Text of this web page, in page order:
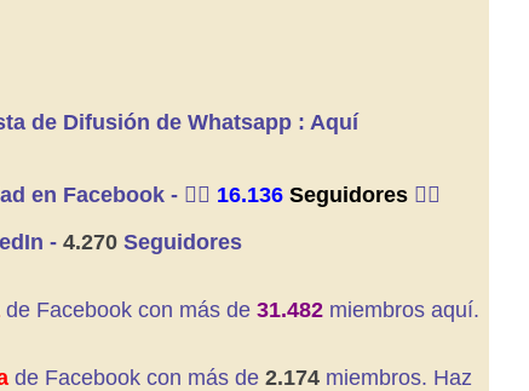
de Difusión de Whatsapp : Aquí
en Facebook - 👍🏼 16.136Seguidores👍🏼
-4.270 Seguidores
de Facebook con más de 31.482miembros aquí.
de Facebook con más de 2.174 miembros. Haz